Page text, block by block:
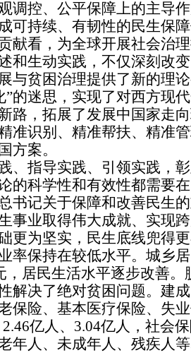
调控、公平保障上的主导
可持续、有韧性的民生保
献看，为全球开展社会治
和生动实践，不仅深刻改
与贫困治理提供了新的理
”的迷思，实现了对西方现
路，拓展了发展中国家走
准识别、精准帮扶、精准
方案。
、指导实践、引领实践，
的科学性和有效性都需要
书记关于保障和改善民生
事业取得伟大成就、实现
更为坚实，民生底线兜得
率保持在较低水平。城乡
，居民生活水平逐步改善
解决了绝对贫困问题。建
保险、基本医疗保险、失
2.46亿人、3.04亿人，社会
年人、未成年人、残疾人